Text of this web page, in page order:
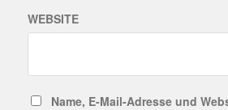
WEBSITE
Name, E-Mail-Adresse und